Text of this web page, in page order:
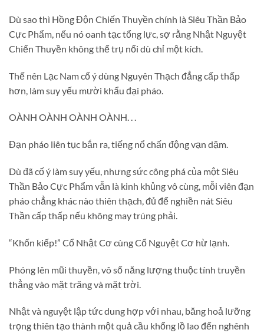
Dù sao thì Hồng Độn Chiến Thuyền chính là Siêu Thần Bảo
Cực Phẩm, nếu nó oanh tạc tổng lực, sợ rằng Nhật Nguyệt
Chiến Thuyền không thể trụ nổi dù chỉ một kích.
Thế nên Lạc Nam cố ý dùng Nguyên Thạch đẳng cấp thấp
hơn, làm suy yếu mười khẩu đại pháo.
OÀNH OÀNH OÀNH OÀNH. . .
Đạn pháo liên tục bắn ra, tiếng nổ chấn động vạn dặm.
Dù đã cố ý làm suy yếu, nhưng sức công phá của một Siêu
Thần Bảo Cực Phẩm vẫn là kinh khủng vô cùng, mỗi viên đạn
pháo chẳng khác nào thiên thạch, đủ để nghiền nát Siêu
Thần cấp thấp nếu không may trúng phải.
“Khốn kiếp!” Cổ Nhật Cơ cùng Cổ Nguyệt Cơ hừ lạnh.
Phóng lên mũi thuyền, vô số năng lượng thuộc tính truyền
thẳng vào mặt trăng và mặt trời.
Nhật và nguyệt lập tức dung hợp với nhau, băng hoả lưỡng
trọng thiên tạo thành một quả cầu khổng lồ lao đến nghênh